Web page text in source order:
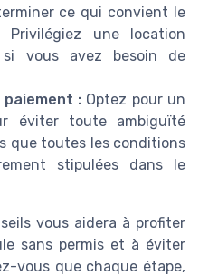
ce qui convient le
une location
vous avez besoin de
:Optez pour un
éviter toute ambiguïté
que toutes les conditions
stipulées dans le
vous aidera à profiter
sans permis et à éviter
vous que chaque étape,